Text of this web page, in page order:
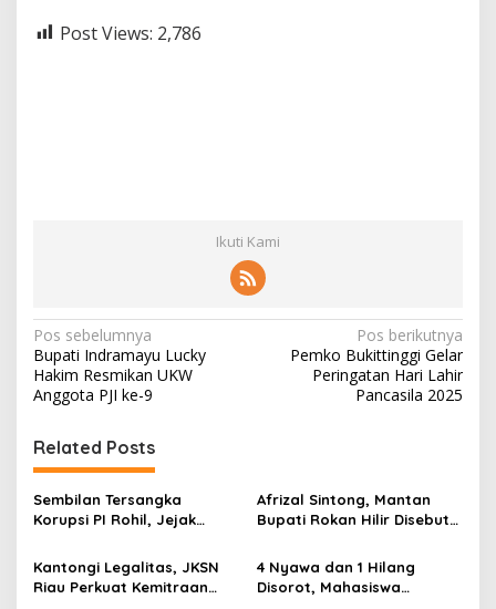
Post Views: 2,786
Ikuti Kami
N
a
v
i
g
a
s
i
p
Pos sebelumnya
Bupati Indramayu Lucky
Hakim Resmikan UKW
Anggota PJI ke-9
Pos berikutnya
Pemko Bukittinggi Gelar
Peringatan Hari Lahir
Pancasila 2025
Related Posts
Sembilan Tersangka
Korupsi PI Rohil, Jejak
Masih Didalami
Afrizal Sintong, Mantan
Bupati Rokan Hilir Disebut
Diterima Kejati, GMPR
Desak Usut Dividen Rp331,7
Kantongi Legalitas, JKSN
Riau Perkuat Kemitraan
4 Nyawa dan 1 Hilang
Disorot, Mahasiswa